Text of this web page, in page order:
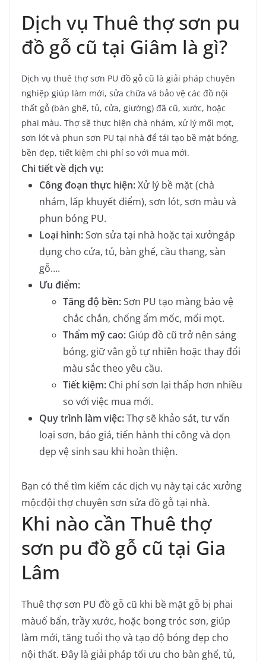
Dịch vụ Thuê thợ sơn pu
đồ gỗ cũ tại Giâm là gì?
Dịch vụ thuê thợ sơn PU đồ gỗ cũ là giải pháp chuyên
nghiệp giúp làm mới, sửa chữa và bảo vệ các đồ nội
thất gỗ (bàn ghế, tủ, cửa, giường) đã cũ, xước, hoặc
phai màu. Thợ sẽ thực hiện chà nhám, xử lý mối mọt,
sơn lót và phun sơn PU tại nhà để tái tạo bề mặt bóng,
bền đẹp, tiết kiệm chi phí so với mua mới.
Chi tiết về dịch vụ:
Công đoạn thực hiện:Xử lý bề mặt (chà
nhám, lấp khuyết điểm), sơn lót, sơn màu và
phun bóng PU.
Loại hình:Sơn sửa tại nhà hoặc tại xưởngáp
dụng cho cửa, tủ, bàn ghế, cầu thang, sàn
gỗ….
Ưu điểm:
Tăng độ bền:Sơn PU tạo màng bảo vệ
chắc chắn, chống ẩm mốc, mối mọt.
Thẩm mỹ cao: Giúp đồ cũ trở nên sáng
bóng, giữ vân gỗ tự nhiên hoặc thay đổi
màu sắc theo yêu cầu.
Tiết kiệm: Chi phí sơn lại thấp hơn nhiều
so với việc mua mới.
Quy trình làm việc:Thợ sẽ khảo sát, tư vấn
loại sơn, báo giá, tiến hành thi công và dọn
dẹp vệ sinh sau khi hoàn thiện.
Bạn có thể tìm kiếm các dịch vụ này tại các xưởng
mộcđội thợ chuyên sơn sửa đồ gỗ tại nhà.
Khi nào cần Thuê thợ
sơn pu đồ gỗ cũ tại Gia
Lâm
Thuê thợ sơn PU đồ gỗ cũ khi bề mặt gỗ bị phai
màuố bẩn, trầy xước, hoặc bong tróc sơn, giúp
làm mới, tăng tuổi thọ và tạo độ bóng đẹp cho
nội thất. Đây là giải pháp tối ưu cho bàn ghế, tủ,